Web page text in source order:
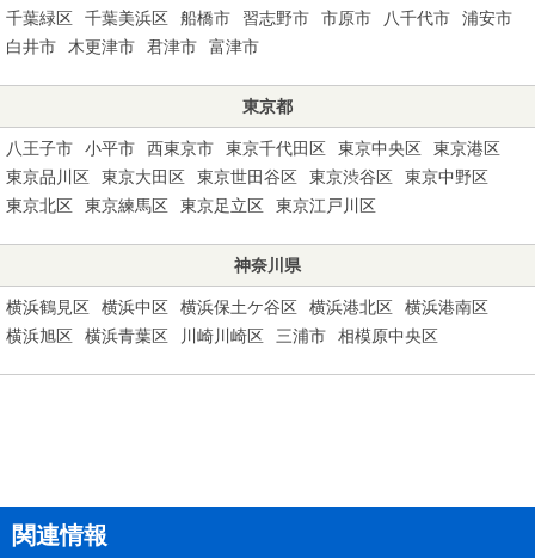
千葉緑区
千葉美浜区 船橋市 習志野市 市原市 八千代市
浦安市
白井市
木更津市 君津市 富津市
東京都
八王子市 小平市 西東京市 東京千代田区 東京中央区
東京港区
東京品川区
東京大田区 東京世田谷区 東京渋谷区
東京中野区
東京北区
東京練馬区 東京足立区 東京江戸川区
神奈川県
横浜鶴見区 横浜中区 横浜保土ケ谷区 横浜港北区
横浜港南区
横浜旭区
横浜青葉区 川崎川崎区 三浦市 相模原中央区
関連情報